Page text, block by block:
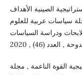
الصينية الأهداف
سياسات عربية للعلوم
ودراسة السياسات
القوة الناعمة , مجلة